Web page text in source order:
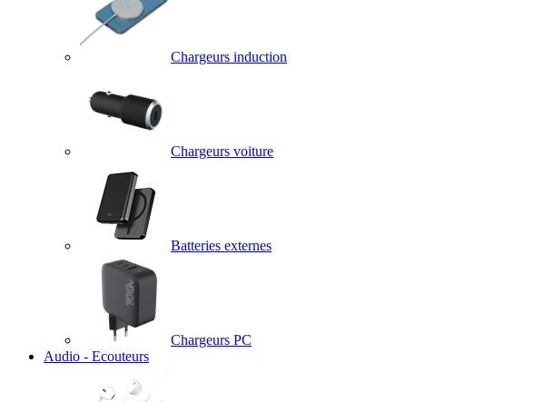
Chargeurs induction
Chargeurs voiture
Batteries externes
Chargeurs PC
Audio - Ecouteurs